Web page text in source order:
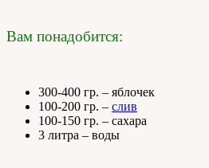
Вам понадобится:
300-400 гр. – яблочек
100-200 гр. – слив
100-150 гр. – сахара
3 литра – воды